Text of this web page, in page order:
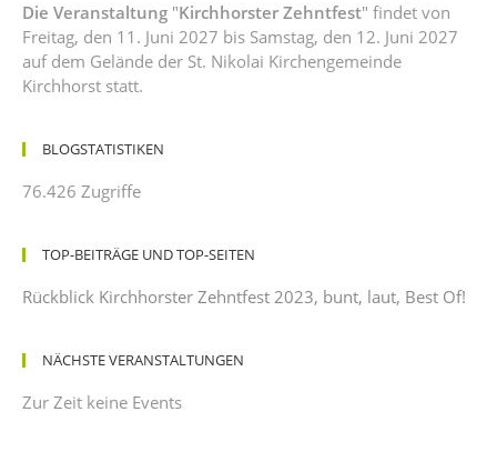
Die Veranstaltung "Kirchhorster Zehntfest" findet von
Freitag, den 11. Juni 2027 bis Samstag, den 12. Juni 2027
auf dem Gelände der St. Nikolai Kirchengemeinde
Kirchhorst statt.
BLOGSTATISTIKEN
76.426 Zugriffe
TOP-BEITRÄGE UND TOP-SEITEN
Rückblick Kirchhorster Zehntfest 2023, bunt, laut, Best Of!
NÄCHSTE VERANSTALTUNGEN
Zur Zeit keine Events